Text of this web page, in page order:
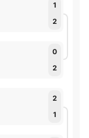
1
2
0
2
2
1